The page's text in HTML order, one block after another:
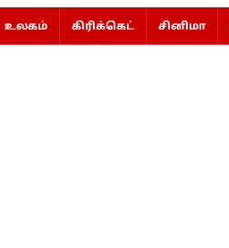
உலகம் கிரிக்கெட் சினிமா